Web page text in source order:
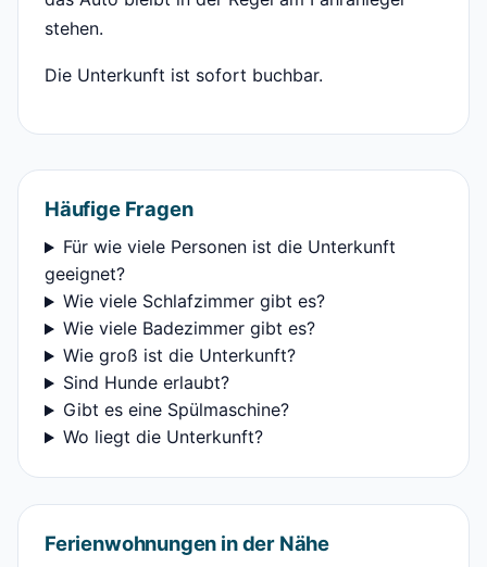
stehen.
Die Unterkunft ist sofort buchbar.
Häufige Fragen
Für wie viele Personen ist die Unterkunft
geeignet?
Wie viele Schlafzimmer gibt es?
Wie viele Badezimmer gibt es?
Wie groß ist die Unterkunft?
Sind Hunde erlaubt?
Gibt es eine Spülmaschine?
Wo liegt die Unterkunft?
Ferienwohnungen in der Nähe